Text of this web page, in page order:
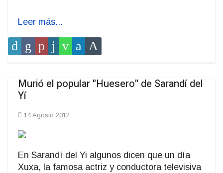
Leer más...
Murió el popular "Huesero" de Sarandí del
Yí
14 Agosto 2012
En Sarandí del Yi algunos dicen que un día
Xuxa, la famosa actriz y conductora televisiva